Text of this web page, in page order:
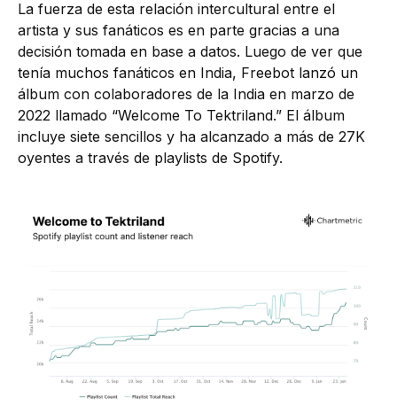
La fuerza de esta relación intercultural entre el
artista y sus fanáticos es en parte gracias a una
decisión tomada en base a datos. Luego de ver que
tenía muchos fanáticos en India, Freebot lanzó un
álbum con colaboradores de la India en marzo de
2022 llamado “Welcome To Tektriland.” El álbum
incluye siete sencillos y ha alcanzado a más de 27K
oyentes a través de playlists de Spotify.